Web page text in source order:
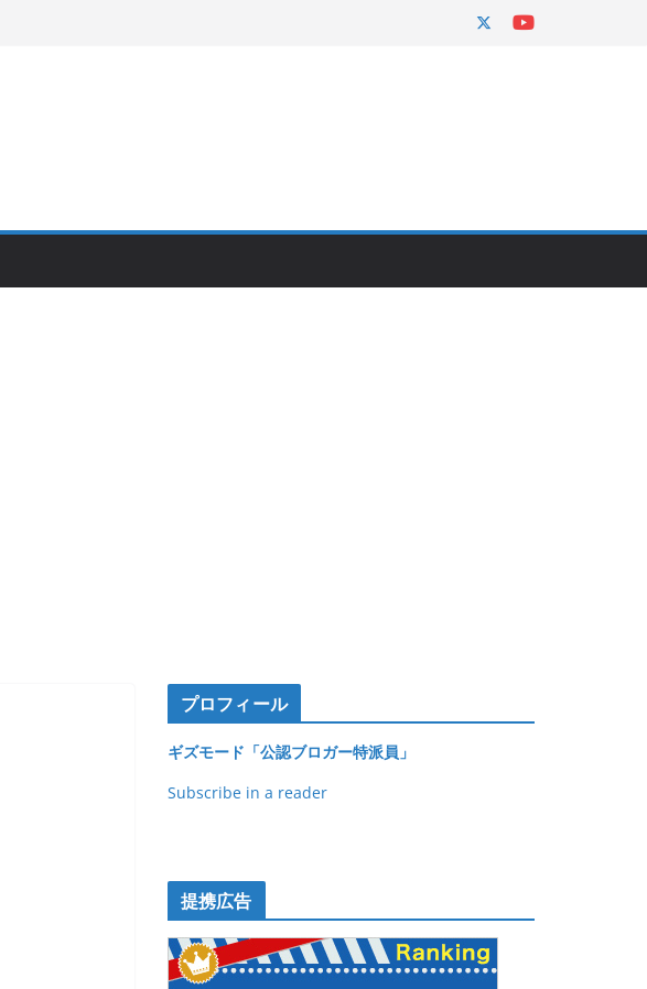
プロフィール
ギズモード「公認ブロガー特派員」
Subscribe in a reader
提携広告